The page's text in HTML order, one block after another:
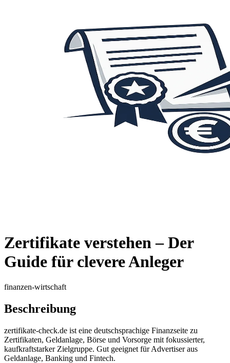
Zertifikate verstehen – Der
Guide für clevere Anleger
finanzen-wirtschaft
Beschreibung
zertifikate-check.de ist eine deutschsprachige Finanzseite zu
Zertifikaten, Geldanlage, Börse und Vorsorge mit fokussierter,
kaufkraftstarker Zielgruppe. Gut geeignet für Advertiser aus
Geldanlage, Banking und Fintech.